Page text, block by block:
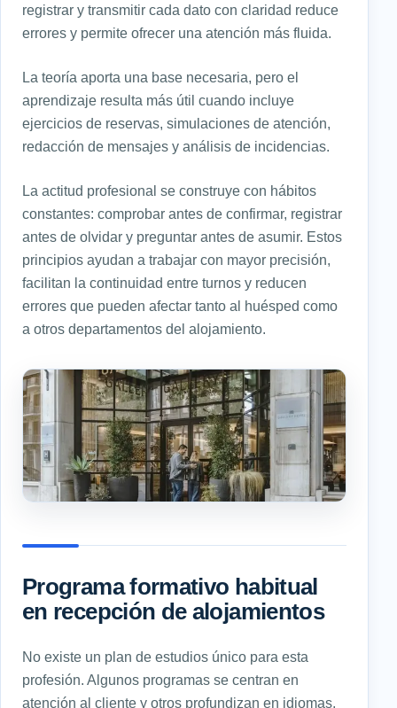
registrar y transmitir cada dato con claridad reduce
errores y permite ofrecer una atención más fluida.
La teoría aporta una base necesaria, pero el
aprendizaje resulta más útil cuando incluye
ejercicios de reservas, simulaciones de atención,
redacción de mensajes y análisis de incidencias.
La actitud profesional se construye con hábitos
constantes: comprobar antes de confirmar, registrar
antes de olvidar y preguntar antes de asumir. Estos
principios ayudan a trabajar con mayor precisión,
facilitan la continuidad entre turnos y reducen
errores que pueden afectar tanto al huésped como
a otros departamentos del alojamiento.
Programa formativo habitual
en recepción de alojamientos
No existe un plan de estudios único para esta
profesión. Algunos programas se centran en
atención al cliente y otros profundizan en idiomas,